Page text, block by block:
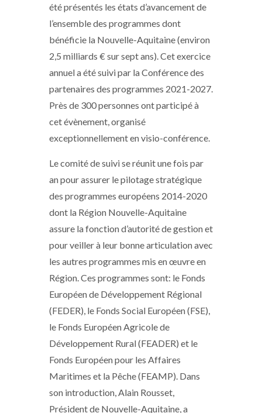
été présentés les états d’avancement de
l’ensemble des programmes dont
bénéficie la Nouvelle-Aquitaine (environ
2,5 milliards € sur sept ans). Cet exercice
annuel a été suivi par la Conférence des
partenaires des programmes 2021-2027.
Près de 300 personnes ont participé à
cet évènement, organisé
exceptionnellement en visio-conférence.
Le comité de suivi se réunit une fois par
an pour assurer le pilotage stratégique
des programmes européens 2014-2020
dont la Région Nouvelle-Aquitaine
assure la fonction d’autorité de gestion et
pour veiller à leur bonne articulation avec
les autres programmes mis en œuvre en
Région. Ces programmes sont: le Fonds
Européen de Développement Régional
(FEDER), le Fonds Social Européen (FSE),
le Fonds Européen Agricole de
Développement Rural (FEADER) et le
Fonds Européen pour les Affaires
Maritimes et la Pêche (FEAMP). Dans
son introduction, Alain Rousset,
Président de Nouvelle-Aquitaine, a